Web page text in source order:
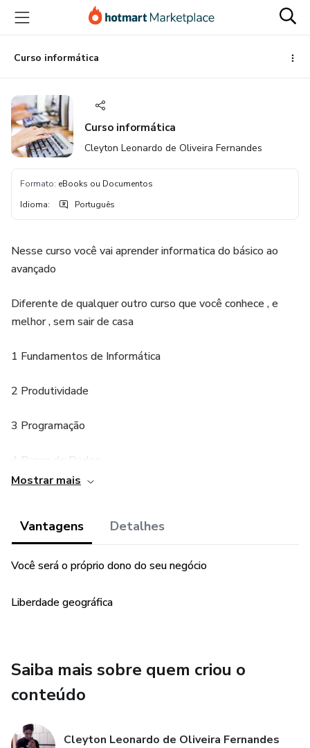
para
conteúdo
principal
para
pagamento
para
rodapé
Curso informática
Curso informática
Cleyton Leonardo de Oliveira Fernandes
Formato: eBooks ou Documentos
Idioma: Português
Nesse curso você vai aprender informatica do básico ao
avançado
Diferente de qualquer outro curso que você conhece , e
melhor , sem sair de casa
1 Fundamentos de Informática
2 Produtividade
3 Programação
4 Banco de Dados
6 Desenvolvimento Web
7 Segurança da Informação
Entre outros módulos que terá nesse Curso
Mostrar mais
Vantagens Detalhes
Você será o próprio dono do seu negócio
Liberdade geográfica
Saiba mais sobre quem criou o
conteúdo
Cleyton Leonardo de Oliveira Fernandes